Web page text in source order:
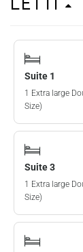
Suite 1
1 Extra large
Size)
Suite 3
1 Extra large
Size)